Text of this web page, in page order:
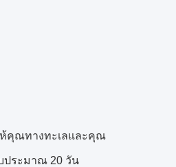
คุณทางทะเลและคุณ
ประมาณ 20 วัน